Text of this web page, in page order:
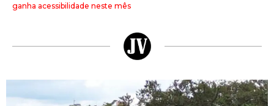
ganha acessibilidade neste mês